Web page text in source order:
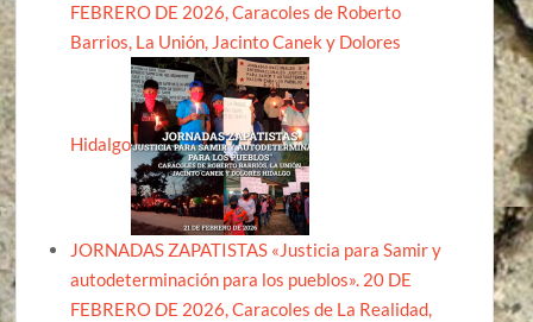
FEBRERO DE 2026, Caracoles de Roberto
Barrios, La Unión, Jacinto Canek y Dolores
Hidalgo
JORNADAS ZAPATISTAS «Justicia para Samir y
autodeterminación para los pueblos». 20 DE
FEBRERO DE 2026, Caracoles de La Realidad,